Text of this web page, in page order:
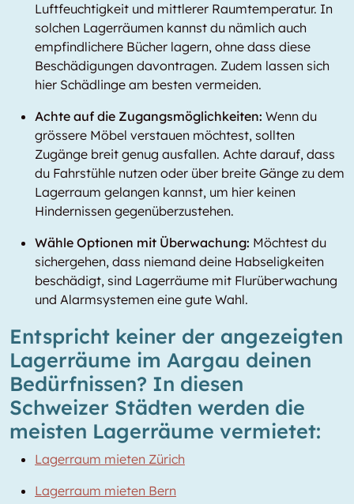
Luftfeuchtigkeit und mittlerer Raumtemperatur. In
solchen Lagerräumen kannst du nämlich auch
empfindlichere Bücher lagern, ohne dass diese
Beschädigungen davontragen. Zudem lassen sich
hier Schädlinge am besten vermeiden.
Achte auf die Zugangsmöglichkeiten: Wenn du
grössere Möbel verstauen möchtest, sollten
Zugänge breit genug ausfallen. Achte darauf, dass
du Fahrstühle nutzen oder über breite Gänge zu dem
Lagerraum gelangen kannst, um hier keinen
Hindernissen gegenüberzustehen.
Wähle Optionen mit Überwachung: Möchtest du
sichergehen, dass niemand deine Habseligkeiten
beschädigt, sind Lagerräume mit Flurüberwachung
und Alarmsystemen eine gute Wahl.
Entspricht keiner der angezeigten
Lagerräume im Aargau deinen
Bedürfnissen? In diesen
Schweizer Städten werden die
meisten Lagerräume vermietet:
Lagerraum mieten Zürich
Lagerraum mieten Bern